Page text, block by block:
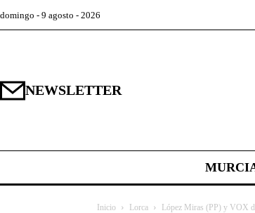
domingo - 9 agosto - 2026
NEWSLETTER
Inicio Lorca López Miras (PP) y VOX